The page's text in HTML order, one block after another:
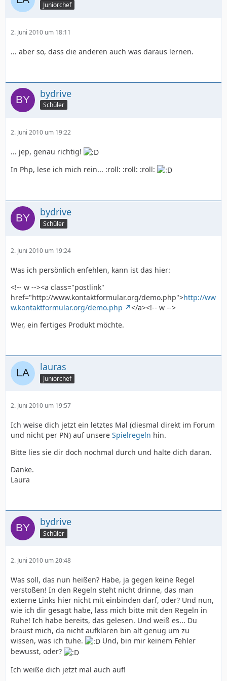
Juniorchef
2. Juni 2010 um 18:11
... aber so, dass die anderen auch was daraus lernen.
bydrive
Schüler
2. Juni 2010 um 19:22
... jep, genau richtig!
In Php, lese ich mich rein... :roll: :roll: :roll:
bydrive
Schüler
2. Juni 2010 um 19:24
Was ich persönlich enfehlen, kann ist das hier:
<!-- w --><a class="postlink"
href="http://www.kontaktformular.org/demo.php">http://ww
w.kontaktformular.org/demo.php
</a><!-- w -->
Wer, ein fertiges Produkt möchte.
lauras
Juniorchef
2. Juni 2010 um 19:57
Ich weise dich jetzt ein letztes Mal (diesmal direkt im Forum
und nicht per PN) auf unsere Spielregeln hin.
Bitte lies sie dir doch nochmal durch und halte dich daran.
Danke.
Laura
bydrive
Schüler
2. Juni 2010 um 20:48
Was soll, das nun heißen? Habe, ja gegen keine Regel
verstoßen! In den Regeln steht nicht drinne, das man
externe Links hier nicht mit einbinden darf, oder? Und nun,
wie ich dir gesagt habe, lass mich bitte mit den Regeln in
Ruhe! Ich habe bereits, das gelesen. Und weiß es... Du
braust mich, da nicht aufklären bin alt genug um zu
wissen, was ich tuhe.
Und, bin mir keinem Fehler
bewusst, oder?
Ich weiße dich jetzt mal auch auf!